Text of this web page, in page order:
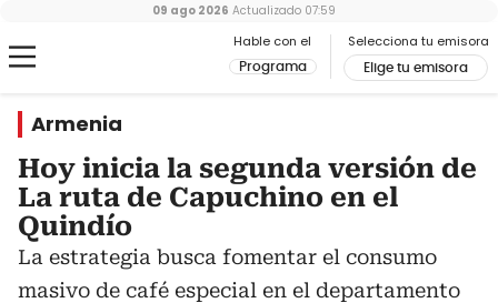
Hable con el
Programa
Selecciona tu emisora
Elige tu emisora
09 ago 2026 Actualizado 07:59
Armenia
Hoy inicia la segunda versión de
La ruta de Capuchino en el
Quindío
La estrategia busca fomentar el consumo
masivo de café especial en el departamento